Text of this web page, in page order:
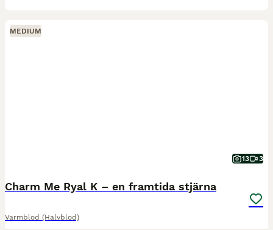
MEDIUM
13 3
Charm Me Ryal K – en framtida stjärna
Varmblod (Halvblod)